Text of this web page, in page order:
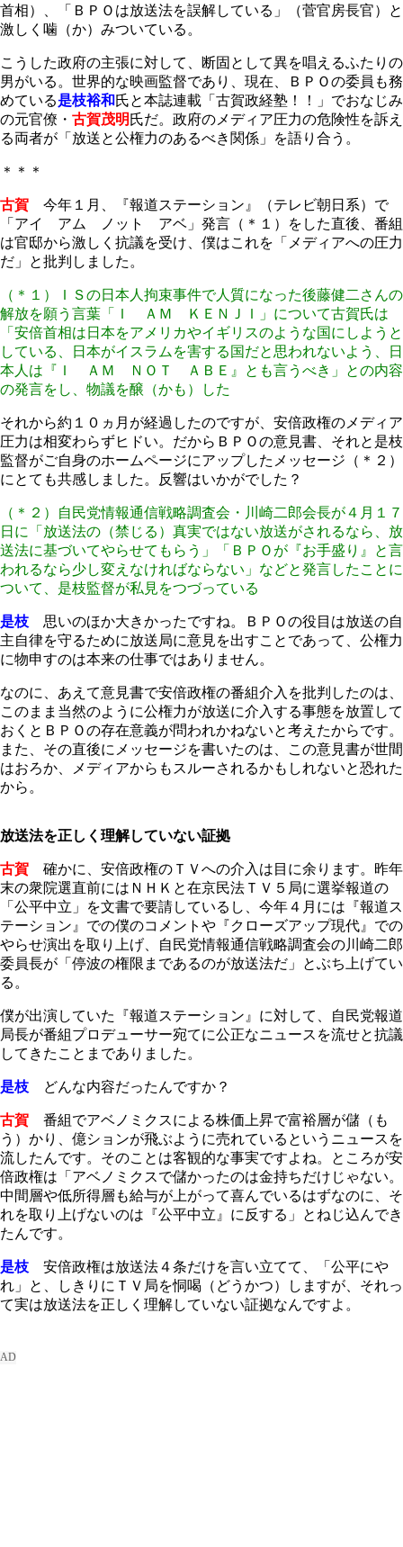
首相）、「ＢＰＯは放送法を誤解している」（菅官房長官）と
激しく噛（か）みついている。
こうした政府の主張に対して、断固として異を唱えるふたりの
男がいる。世界的な映画監督であり、現在、ＢＰＯの委員も務
めている是枝裕和氏と本誌連載「古賀政経塾！！」でおなじみ
の元官僚・ 古賀茂明氏だ。政府のメディア圧力の危険性を訴え
る両者が「放送と公権力のあるべき関係」を語り合う。
＊＊＊
古賀 今年１月、『報道ステーション』（テレビ朝日系）で
「アイ アム ノット アベ」発言（＊１）をした直後、番組
は官邸から激しく抗議を受け、僕はこれを「メディアへの圧力
だ」と批判しました。
（＊１）ＩＳの日本人拘束事件で人質になった後藤健二さんの
解放を願う言葉「Ｉ ＡＭ ＫＥＮＪＩ」について古賀氏は
「安倍首相は日本をアメリカやイギリスのような国にしようと
している、日本がイスラムを害する国だと思われないよう、日
本人は『Ｉ ＡＭ ＮＯＴ ＡＢＥ』とも言うべき」との内容
の発言をし、物議を醸（かも）した
それから約１０ヵ月が経過したのですが、安倍政権のメディア
圧力は相変わらずヒドい。だからＢＰＯの意見書、それと是枝
監督がご自身のホームページにアップしたメッセージ（＊２）
にとても共感しました。反響はいかがでした？
（＊２）自民党情報通信戦略調査会・川崎二郎会長が４月１７
日に「放送法の（禁じる）真実ではない放送がされるなら、放
送法に基づいてやらせてもらう」「ＢＰＯが『お手盛り』と言
われるなら少し変えなければならない」などと発言したことに
ついて、是枝監督が私見をつづっている
是枝 思いのほか大きかったですね。ＢＰＯの役目は放送の自
主自律を守るために放送局に意見を出すことであって、公権力
に物申すのは本来の仕事ではありません。
なのに、あえて意見書で安倍政権の番組介入を批判したのは、
このまま当然のように公権力が放送に介入する事態を放置して
おくとＢＰＯの存在意義が問われかねないと考えたからです。
また、その直後にメッセージを書いたのは、この意見書が世間
はおろか、メディアからもスルーされるかもしれないと恐れた
から。
放送法を正しく理解していない証拠
古賀 確かに、安倍政権のＴＶへの介入は目に余ります。昨年
末の衆院選直前にはＮＨＫと在京民法ＴＶ５局に選挙報道の
「公平中立」を文書で要請しているし、今年４月には『報道ス
テーション』での僕のコメントや『クローズアップ現代』での
やらせ演出を取り上げ、自民党情報通信戦略調査会の川崎二郎
委員長が「停波の権限まであるのが放送法だ」とぶち上げてい
る。
僕が出演していた『報道ステーション』に対して、自民党報道
局長が番組プロデューサー宛てに公正なニュースを流せと抗議
してきたことまでありました。
是枝 どんな内容だったんですか？
古賀 番組でアベノミクスによる株価上昇で富裕層が儲（も
う）かり、億ションが飛ぶように売れているというニュースを
流したんです。そのことは客観的な事実ですよね。ところが安
倍政権は「アベノミクスで儲かったのは金持ちだけじゃない。
中間層や低所得層も給与が上がって喜んでいるはずなのに、そ
れを取り上げないのは『公平中立』に反する」とねじ込んでき
たんです。
是枝 安倍政権は放送法４条だけを言い立てて、「公平にや
れ」と、しきりにＴＶ局を恫喝（どうかつ）しますが、それっ
て実は放送法を正しく理解していない証拠なんですよ。